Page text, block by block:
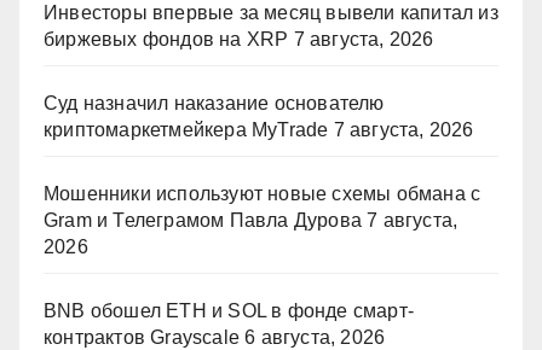
Инвесторы впервые за месяц вывели капитал из
биржевых фондов на XRP 7 августа, 2026
Суд назначил наказание основателю
криптомаркетмейкера MyTrade 7 августа, 2026
Мошенники используют новые схемы обмана с
Gram и Телеграмом Павла Дурова 7 августа,
2026
BNB обошел ETH и SOL в фонде смарт-
контрактов Grayscale 6 августа, 2026